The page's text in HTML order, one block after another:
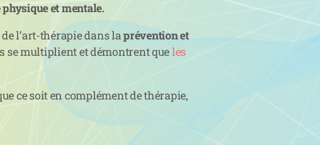
et mentale.
l’art-thérapie dans laprévention et
se multiplient et démontrent queles
ce soit en complément de thérapie,